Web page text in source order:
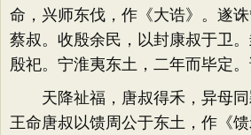
命，兴师东伐，作《大诰》。遂
蔡叔。收殷余民，以封康叔于卫
殷祀。宁淮夷东土，二年而毕定。
天降祉福，唐叔得禾，异母同
王命唐叔以馈周公于东土，作《